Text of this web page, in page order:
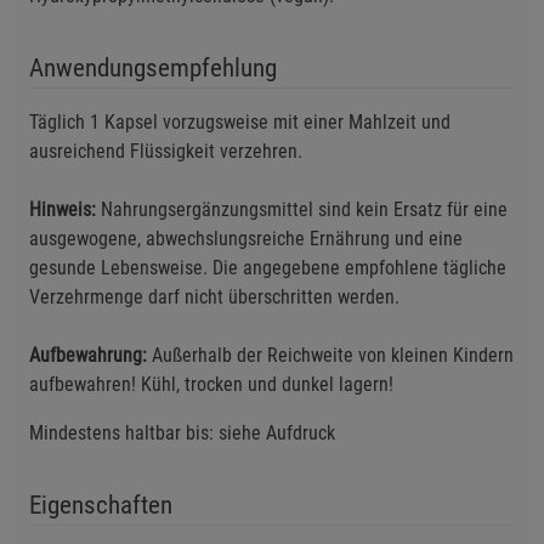
Anwendungsempfehlung
Täglich 1 Kapsel vorzugsweise mit einer Mahlzeit und
ausreichend Flüssigkeit verzehren.
Hinweis: Nahrungsergänzungsmittel sind kein Ersatz für eine
ausgewogene, abwechslungsreiche Ernährung und eine
gesunde Lebensweise. Die angegebene empfohlene tägliche
Verzehrmenge darf nicht überschritten werden.
Aufbewahrung: Außerhalb der Reichweite von kleinen Kindern
aufbewahren! Kühl, trocken und dunkel lagern!
Mindestens haltbar bis: siehe Aufdruck
Eigenschaften